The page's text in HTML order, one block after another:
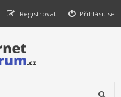
Přihlásit se
Registrovat